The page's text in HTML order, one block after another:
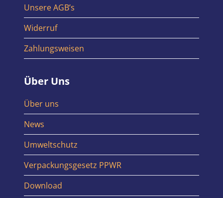
Unsere AGB’s
Widerruf
Zahlungsweisen
Über Uns
Über uns
News
Umweltschutz
Verpackungsgesetz PPWR
Download